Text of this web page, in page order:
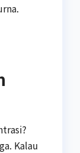
Kalau